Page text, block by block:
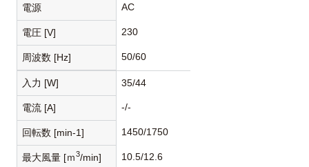
電源 AC
電圧 [V] 230
周波数 [Hz] 50/60
入力 [W] 35/44
電流 [A] -/-
回転数 [min-1] 1450/1750
最大風量 [ｍ3/min] 10.5/12.6